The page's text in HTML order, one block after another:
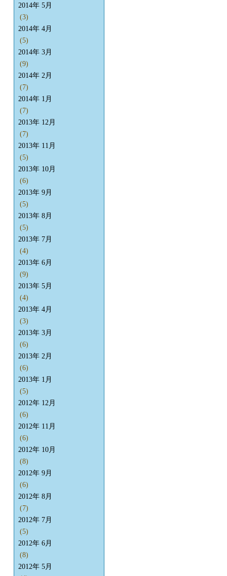
2014年 5月
(3)
2014年 4月
(5)
2014年 3月
(9)
2014年 2月
(7)
2014年 1月
(7)
2013年 12月
(7)
2013年 11月
(5)
2013年 10月
(6)
2013年 9月
(5)
2013年 8月
(5)
2013年 7月
(4)
2013年 6月
(9)
2013年 5月
(4)
2013年 4月
(3)
2013年 3月
(6)
2013年 2月
(6)
2013年 1月
(5)
2012年 12月
(6)
2012年 11月
(6)
2012年 10月
(8)
2012年 9月
(6)
2012年 8月
(7)
2012年 7月
(5)
2012年 6月
(8)
2012年 5月